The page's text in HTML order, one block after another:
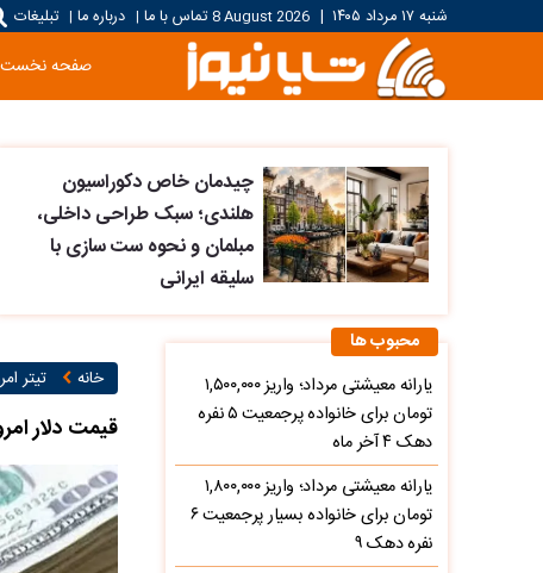
شنبه ۱۷ مرداد ۱۴۰۵ |
8 August 2026تماس با ما | درباره ما | تبلیغات
صفحه نخست
چیدمان خاص دکوراسیون
هلندی؛ سبک طراحی داخلی،
مبلمان و نحوه ست سازی با
سلیقه ایرانی
خانه تیتر
قیمت دلار امروز ۱۷ تیر ۱۸۰ هزار تومان را لمس کرد؛ مقصد بعدی با
محبوب ها
یارانه معیشتی مرداد؛ واریز ۱,۵۰۰,۰۰۰
تومان برای خانواده پرجمعیت ۵ نفره
دهک ۴ آخر ماه
یارانه معیشتی مرداد؛ واریز ۱,۸۰۰,۰۰۰
تومان برای خانواده بسیار پرجمعیت ۶
نفره دهک ۹